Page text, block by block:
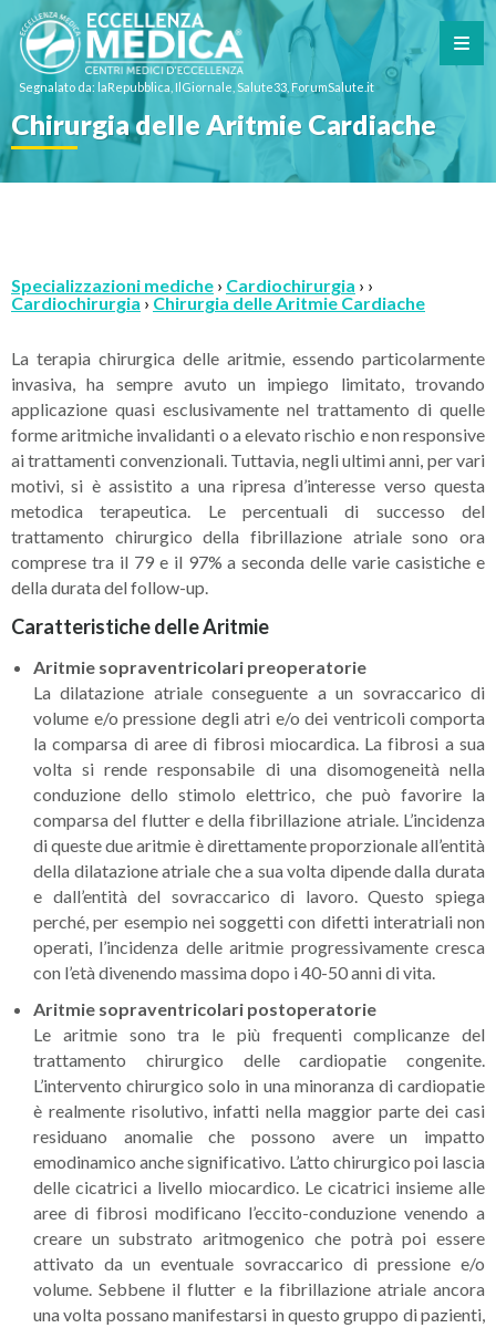
Segnalato da: laRepubblica, IlGiornale, Salute33, ForumSalute.it
Chirurgia delle Aritmie Cardiache
Specializzazioni mediche › Cardiochirurgia › ›
Cardiochirurgia › Chirurgia delle Aritmie Cardiache
La terapia chirurgica delle aritmie, essendo particolarmente
invasiva, ha sempre avuto un impiego limitato, trovando
applicazione quasi esclusivamente nel trattamento di quelle
forme aritmiche invalidanti o a elevato rischio e non responsive
ai trattamenti convenzionali. Tuttavia, negli ultimi anni, per vari
motivi, si è assistito a una ripresa d’interesse verso questa
metodica terapeutica. Le percentuali di successo del
trattamento chirurgico della fibrillazione atriale sono ora
comprese tra il 79 e il 97% a seconda delle varie casistiche e
della durata del follow-up.
Caratteristiche delle Aritmie
Aritmie sopraventricolari preoperatorie
La dilatazione atriale conseguente a un sovraccarico di
volume e/o pressione degli atri e/o dei ventricoli comporta
la comparsa di aree di fibrosi miocardica. La fibrosi a sua
volta si rende responsabile di una disomogeneità nella
conduzione dello stimolo elettrico, che può favorire la
comparsa del flutter e della fibrillazione atriale. L’incidenza
di queste due aritmie è direttamente proporzionale all’entità
della dilatazione atriale che a sua volta dipende dalla durata
e dall’entità del sovraccarico di lavoro. Questo spiega
perché, per esempio nei soggetti con difetti interatriali non
operati, l’incidenza delle aritmie progressivamente cresca
con l’età divenendo massima dopo i 40-50 anni di vita.
Aritmie sopraventricolari postoperatorie
Le aritmie sono tra le più frequenti complicanze del
trattamento chirurgico delle cardiopatie congenite.
L’intervento chirurgico solo in una minoranza di cardiopatie
è realmente risolutivo, infatti nella maggior parte dei casi
residuano anomalie che possono avere un impatto
emodinamico anche significativo. L’atto chirurgico poi lascia
delle cicatrici a livello miocardico. Le cicatrici insieme alle
aree di fibrosi modificano l’eccito-conduzione venendo a
creare un substrato aritmogenico che potrà poi essere
attivato da un eventuale sovraccarico di pressione e/o
volume. Sebbene il flutter e la fibrillazione atriale ancora
una volta possano manifestarsi in questo gruppo di pazienti,